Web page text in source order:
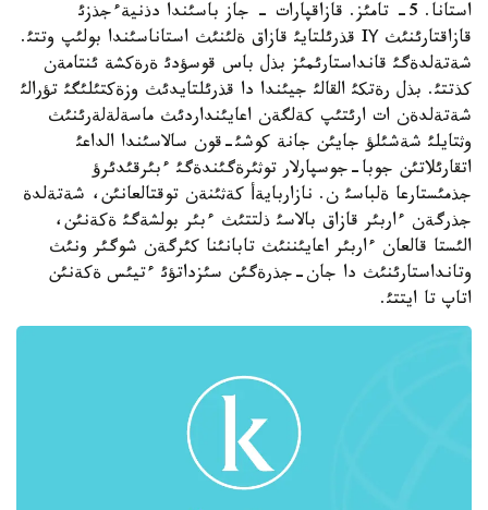
استانا. 5- تامئز. قازاقپارات - جاز باسئندا دذنيةءجذزئ
قازاقتارئنئث IҮ قذرئلتايئ قازاق ةلئنئث استاناسئندا بولئپ وتتئ.
شةتةلدةگئ قانداستارئمئز بذل باس قوسؤدئ ةرةکشة ئنتامةن
کذتتئ. بذل رةتکئ القالئ جيئندا دا قذرئلتايدئث وزةکتئلئگئ تؤرالئ
شةتةلدةن ات ارئتئپ کةلگةن اعايئنداردئث ماسةلةلةرئنئث
وثتايلئ شةشئلؤ جايئن جانة کوشئ-قون سالاسئندا الداعئ
اتقارئلاتئن جوبا-جوسپارلار توثئرةگئندةگئ ءبئرقئدئرؤ
جذمئستارعا ةلباسئ ن. نازاربايةأ کةثئنةن توقتالعانئن، شةتةلدة
جذرگةن ءاربئر قازاق بالاسئ ذلتتئث ءبئر بولشةگئ ةکةنئن،
الئستا قالعان ءاربئر اعايئننئث تابانئنا کئرگةن شوگئر ونئث
وتانداستارئنئث دا جان-جذرةگئن سئزداتؤئ ءتيئس ةکةنئن
اتاپ تا ايتتئ.